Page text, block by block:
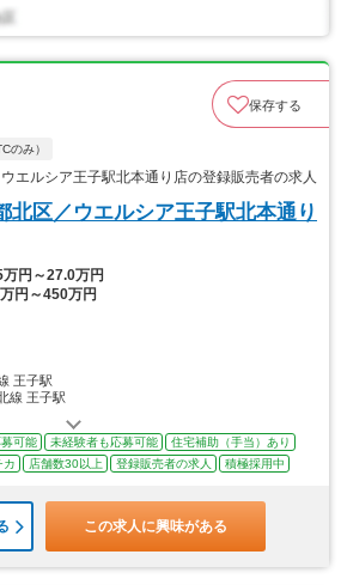
保存する
のみ）
エルシア王子駅北本通り店の登録販売者の求人
北区／ウエルシア王子駅北本通り
万円～27.0万円
円～450万円
王子駅
線 王子駅
可能 未経験者も応募可能
住宅補助（手当）あり
カ 店舗数30以上 登録販売者の求人 積極採用中
この求人に興味がある